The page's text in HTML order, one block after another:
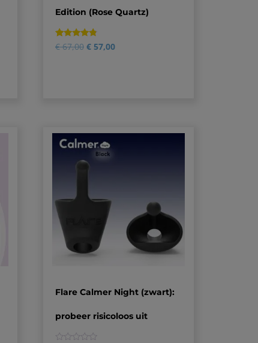
Edition (Rose Quartz)
Gewaardeerd
4.57
14
€67,00 € 57,00
Flare Calmer Night (zwart):
probeer risicoloos uit